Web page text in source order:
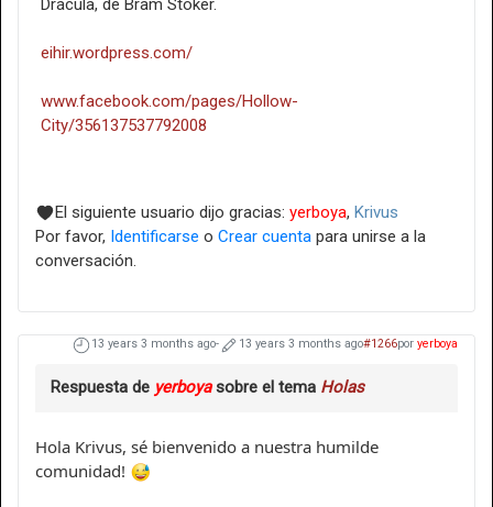
Drácula, de Bram Stoker.
eihir.wordpress.com/
www.facebook.com/pages/Hollow-
City/356137537792008
El siguiente usuario dijo gracias: yerboya, Krivus
Por favor, Identificarse o Crear cuenta para unirse a la
conversación.
13 years 3 months ago- 13 years 3 months ago#1266por yerboya
Respuesta de yerboyasobre el tema Holas
Hola Krivus, sé bienvenido a nuestra humilde
comunidad!